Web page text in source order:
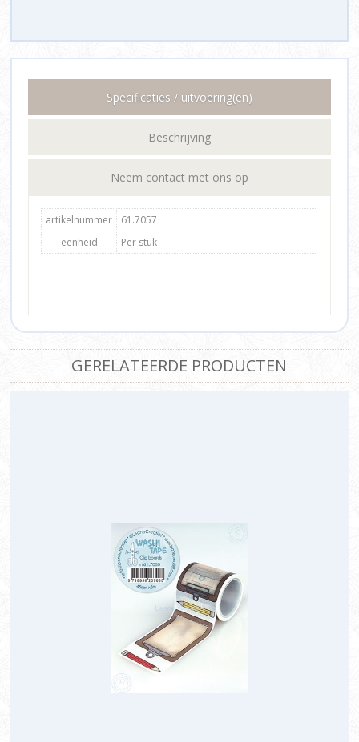
Specificaties / uitvoering(en)
Beschrijving
Neem contact met ons op
artikelnummer
61.7057
eenheid
Per stuk
GERELATEERDE PRODUCTEN